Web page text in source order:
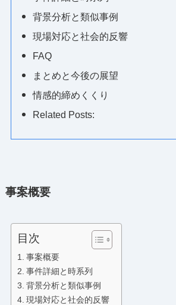
背景分析と類似事例
現場対応と社会的反響
FAQ
まとめと今後の展望
情感的締めくくり
Related Posts:
事案概要
目次
事案概要
事件詳細と時系列
背景分析と類似事例
現場対応と社会的反響